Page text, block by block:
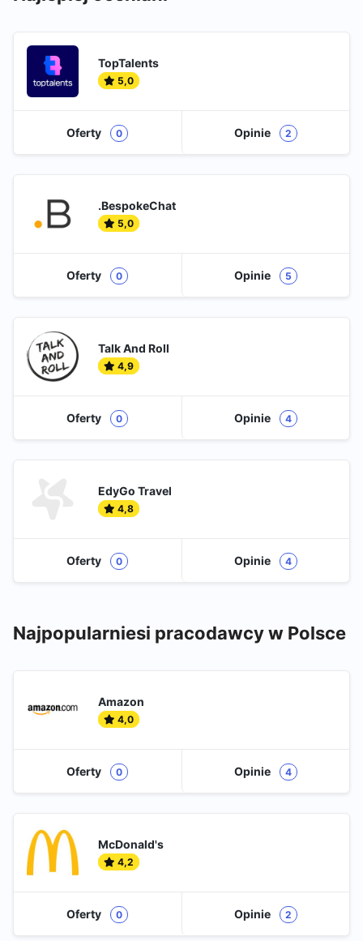
TopTalents
5,0
Oferty 0 Opinie 2
.BespokeChat
5,0
Oferty 0 Opinie 5
Talk And Roll
4,9
Oferty 0 Opinie 4
EdyGo Travel
4,8
Oferty 0 Opinie 4
Najpopularniesi pracodawcy w Polsce
Amazon
4,0
Oferty 0 Opinie 4
McDonald's
4,2
Oferty 0 Opinie 2